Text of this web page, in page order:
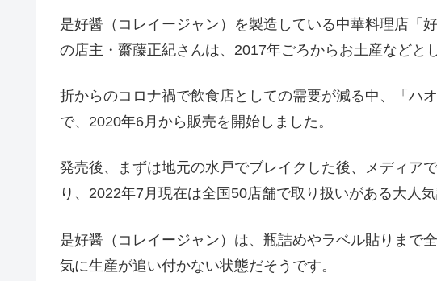
是好醤（コレイージャン）を製造している中華料理店「
の店主・齋藤正紀さんは、2017年ごろからお土産などと
折からのコロナ禍で飲食店としての需要が減る中、「ハ
で、2020年6月から販売を開始しました。
発売後、まずは地元の水戸でブレイクした後、メディア
り、2022年7月現在は全国50店舗で取り扱いがある大人
是好醤（コレイージャン）は、瓶詰めやラベル貼りまで
気に生産が追い付かない状態だそうです。